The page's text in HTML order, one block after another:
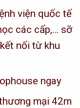
viện quốc tế
các cấp,… sỡ
nối từ khu
ngay
mại 42m